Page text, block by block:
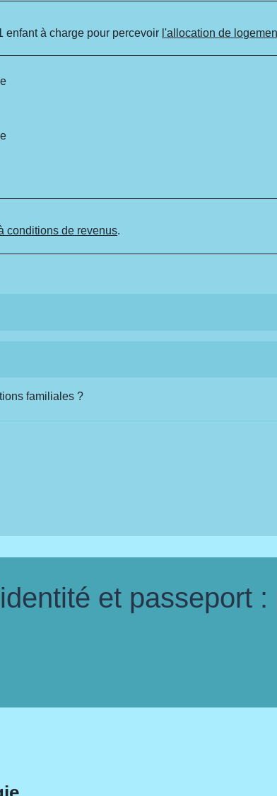
enfant à charge pour percevoir l'allocation de
conditions de revenus.
familiales ?
et passeport